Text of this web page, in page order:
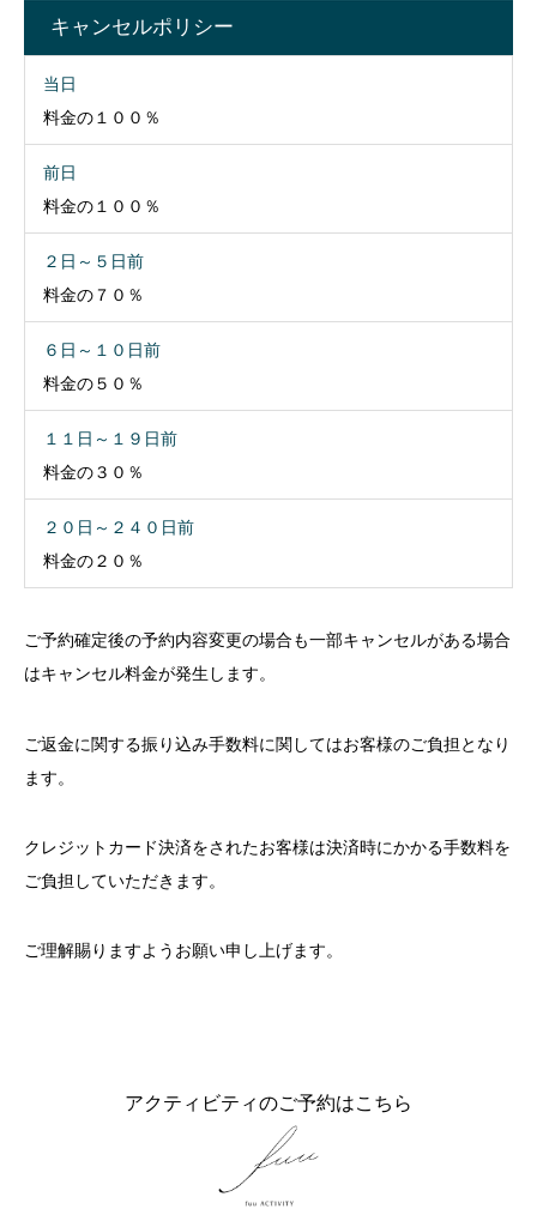
キャンセルポリシー
当日
料金の１００％
前日
料金の１００％
２日～５日前
料金の７０％
６日～１０日前
料金の５０％
１１日～１９日前
料金の３０％
２０日～２４０日前
料金の２０％
ご予約確定後の予約内容変更の場合も一部キャンセルがある場合
はキャンセル料金が発生します。
ご返金に関する振り込み手数料に関してはお客様のご負担となり
ます。
クレジットカード決済をされたお客様は決済時にかかる手数料を
ご負担していただきます。
ご理解賜りますようお願い申し上げます。
アクティビティのご予約はこちら